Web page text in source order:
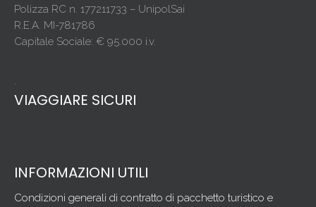
Polizza RC n. 177211733 – UnipolSai
R.E.A. MI-781786
Capitale Sociale: € 95.000 i.v.
.
VIAGGIARE SICURI
INFORMAZIONI UTILI
Condizioni generali di contratto di pacchetto turistico e